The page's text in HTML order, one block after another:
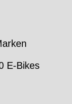
E-Bikes